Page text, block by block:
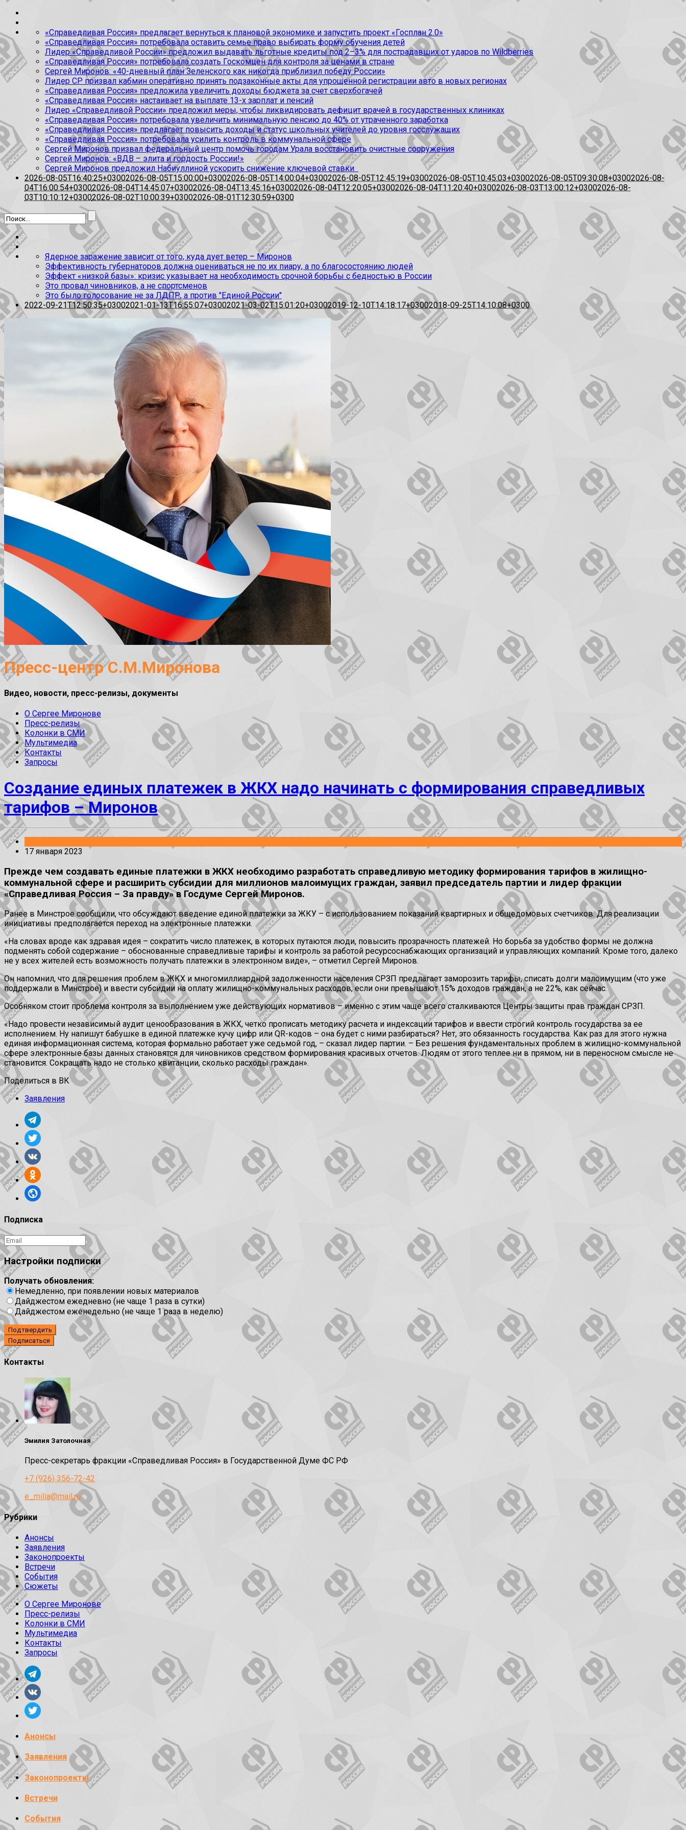
«Справедливая Россия» предлагает вернуться к плановой экономике и запустить проект «Госплан 2.0»
«Справедливая Россия» потребовала оставить семье право выбирать форму обучения детей
Лидер «Справедливой России» предложил выдавать льготные кредиты под 2–3% для пострадавших от ударов по Wildberries
«Справедливая Россия» потребовала создать Госкомцен для контроля за ценами в стране
Сергей Миронов: «40-дневный план Зеленского как никогда приблизил победу России»
Лидер СР призвал кабмин оперативно принять подзаконные акты для упрощенной регистрации авто в новых регионах
«Справедливая Россия» предложила увеличить доходы бюджета за счет сверхбогачей
«Справедливая Россия» настаивает на выплате 13-х зарплат и пенсий
Лидер «Справедливой России» предложил меры, чтобы ликвидировать дефицит врачей в государственных клиниках
«Справедливая Россия» потребовала увеличить минимальную пенсию до 40% от утраченного заработка
«Справедливая Россия» предлагает повысить доходы и статус школьных учителей до уровня госслужащих
«Справедливая Россия» потребовала усилить контроль в коммунальной сфере
Сергей Миронов призвал федеральный центр помочь городам Урала восстановить очистные сооружения
Сергей Миронов: «ВДВ – элита и гордость России!»
Сергей Миронов предложил Набиуллиной ускорить снижение ключевой ставки
2026-08-05T16:40:25+03002026-08-05T15:00:00+03002026-08-05T14:00:04+03002026-08-05T12:45:19+03002026-08-05T10:45:03+03002026-08-05T09:30:08+03002026-08-
04T16:00:54+03002026-08-04T14:45:07+03002026-08-04T13:45:16+03002026-08-04T12:20:05+03002026-08-04T11:20:40+03002026-08-03T13:00:12+03002026-08-
03T10:10:12+03002026-08-02T10:00:39+03002026-08-01T12:30:59+0300
Ядерное заражение зависит от того, куда дует ветер – Миронов
Эффективность губернаторов должна оцениваться не по их пиару, а по благосостоянию людей
Эффект «низкой базы»: кризис указывает на необходимость срочной борьбы с бедностью в России
Это провал чиновников, а не спортсменов
Это было голосование не за ЛДПР, а против "Единой России"
2022-09-21T12:50:35+03002021-01-13T16:55:07+03002021-03-02T15:01:20+03002019-12-10T14:18:17+03002018-09-25T14:10:08+0300
Пресс-центр С.М.Миронова
Видео, новости, пресс-релизы, документы
О Сергее Миронове
Пресс-релизы
Колонки в СМИ
Мультимедиа
Контакты
Запросы
Создание единых платежек в ЖКХ надо начинать с формирования справедливых
тарифов – Миронов
17 января 2023
Прежде чем создавать единые платежки в ЖКХ необходимо разработать справедливую методику формирования тарифов в жилищно-
коммунальной сфере и расширить субсидии для миллионов малоимущих граждан, заявил председатель партии и лидер фракции
«Справедливая Россия – За правду» в Госдуме Сергей Миронов.
Ранее в Минстрое сообщили, что обсуждают введение единой платежки за ЖКУ – с использованием показаний квартирных и общедомовых счетчиков. Для реализации
инициативы предполагается переход на электронные платежки.
«На словах вроде как здравая идея – сократить число платежек, в которых путаются люди, повысить прозрачность платежей. Но борьба за удобство формы не должна
подменять собой содержание – обоснованные справедливые тарифы и контроль за работой ресурсоснабжающих организаций и управляющих компаний. Кроме того, далеко
не у всех жителей есть возможность получать платежки в электронном виде», – отметил Сергей Миронов.
Он напомнил, что для решения проблем в ЖКХ и многомиллиардной задолженности населения СРЗП предлагает заморозить тарифы, списать долги малоимущим (что уже
поддержали в Минстрое) и ввести субсидии на оплату жилищно-коммунальных расходов, если они превышают 15% доходов граждан, а не 22%, как сейчас.
Особняком стоит проблема контроля за выполнением уже действующих нормативов – именно с этим чаще всего сталкиваются Центры защиты прав граждан СРЗП.
«Надо провести независимый аудит ценообразования в ЖКХ, четко прописать методику расчета и индексации тарифов и ввести строгий контроль государства за ее
исполнением. Ну напишут бабушке в единой платежке кучу цифр или QR-кодов – она будет с ними разбираться? Нет, это обязанность государства. Как раз для этого нужна
единая информационная система, которая формально работает уже седьмой год, – сказал лидер партии. – Без решения фундаментальных проблем в жилищно-коммунальной
сфере электронные базы данных становятся для чиновников средством формирования красивых отчетов. Людям от этого теплее ни в прямом, ни в переносном смысле не
становится. Сокращать надо не столько квитанции, сколько расходы граждан».
Поделиться в ВК
Заявления
Подписка
Настройки подписки
Получать обновления:
Немедленно, при появлении новых материалов
Дайджестом ежедневно (не чаще 1 раза в сутки)
Дайджестом еженедельно (не чаще 1 раза в неделю)
Подтвердить
Контакты
Эмилия Затолочная
Пресс-секретарь фракции «Справедливая Россия» в Государственной Думе ФС РФ
+7 (926) 356-72-42
e_milia@mail.ru
Рубрики
Анонсы
Заявления
Законопроекты
Встречи
События
Сюжеты
О Сергее Миронове
Пресс-релизы
Колонки в СМИ
Мультимедиа
Контакты
Запросы
Анонсы
Заявления
Законопроекты
Встречи
События